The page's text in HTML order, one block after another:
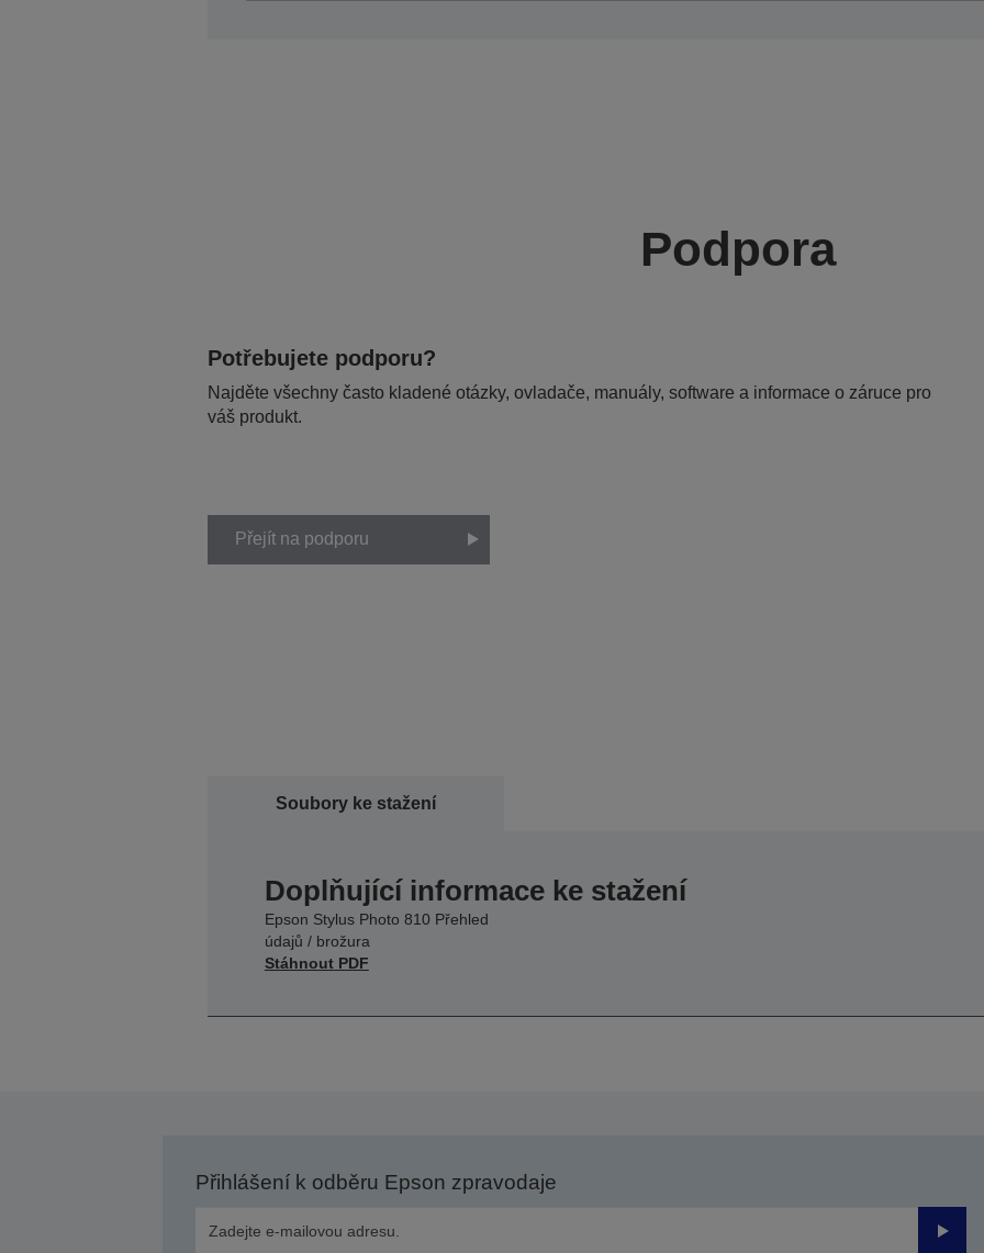
Podpora
Potřebujete podporu?
Najděte všechny často kladené otázky, ovladače, manuály, software a informace o záruce pro
váš produkt.
Přejít na podporu
Soubory ke stažení
Doplňující informace ke stažení
Epson Stylus Photo 810 Přehled
údajů / brožura
Stáhnout PDF
Přihlášení k odběru Epson zpravodaje
Odeslat